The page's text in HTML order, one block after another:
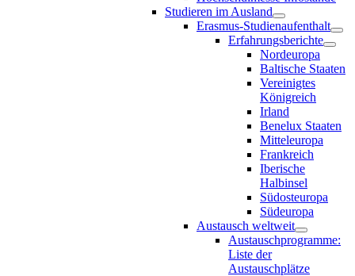
Studieren im Ausland
Erasmus-Studienaufenthalt
Erfahrungsberichte
Nordeuropa
Baltische Staaten
Vereinigtes
Königreich
Irland
Benelux Staaten
Mitteleuropa
Frankreich
Iberische
Halbinsel
Südosteuropa
Südeuropa
Austausch weltweit
Austauschprogramme:
Liste der
Austauschplätze